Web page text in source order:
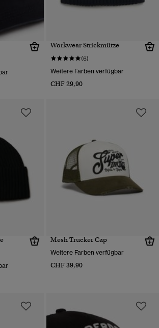
Workwear Strickmütze
(6)
Weitere Farben verfügbar
CHF 29,90
Mesh Trucker Cap
Weitere Farben verfügbar
CHF 39,90